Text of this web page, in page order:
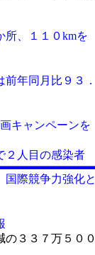
所、１１０kmを
年同月比９３．
キャンペーンを
２人目の感染者
際競争力強化と
の３３７万５００